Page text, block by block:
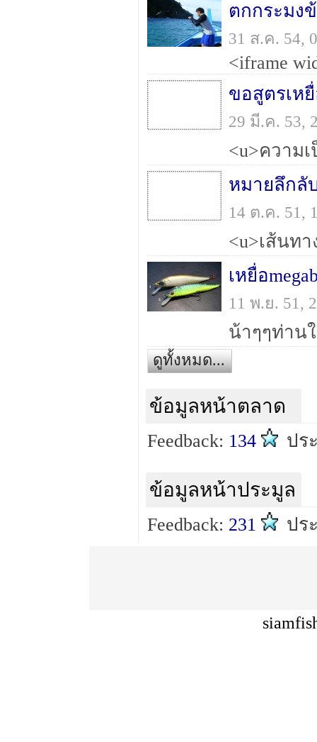
ตกกระมง
31 ส.ค. 54,
ขอสูตรเห
29 มี.ค. 53,
หมายลึกลั
14 ต.ค. 51,
เหยื่อ
11 พ.ย. 51,
ดูทั้งหมด...
ข้อมูลหน้าตลาด
Feedback: 134 ปร
ข้อมูลหน้าประมูล
Feedback: 231 ปร